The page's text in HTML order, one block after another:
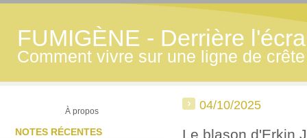
FUMIGÈNE - Derrière
Comment vivre sur une ligne de crête
À propos
NOTES RÉCENTES
04/10/2025
Le blason d'Erkin